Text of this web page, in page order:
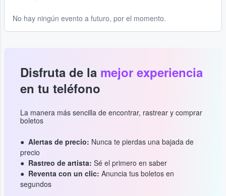
No hay ningún evento a futuro, por el momento.
Disfruta de la mejor experiencia
en tu teléfono
La manera más sencilla de encontrar, rastrear y comprar
boletos
Alertas de precio: Nunca te pierdas una bajada de
precio
Rastreo de artista: Sé el primero en saber
Reventa con un clic: Anuncia tus boletos en
segundos